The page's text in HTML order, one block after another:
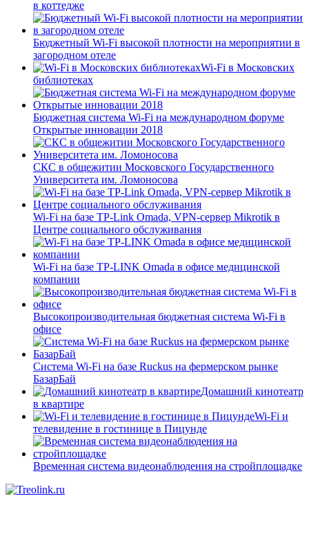
в коттедже
Бюджетный Wi-Fi высокой плотности на мероприятии в
загородном отеле
Wi-Fi в Московских
библиотеках
Бюджетная система Wi-Fi на международном форуме
Открытые инновации 2018
СКС в общежитии Московского Государственного
Университета им. Ломоносова
Wi-Fi на базе TP-Link Omada, VPN-сервер Mikrotik в
Центре социального обслуживания
Wi-Fi на базе TP-LINK Omada в офисе медицинской
компании
Высокопроизводительная бюджетная система Wi-Fi в
офисе
Система Wi-Fi на базе Ruckus на фермерском рынке
БазарБай
Домашний кинотеатр
в квартире
Wi-Fi и
телевидение в гостинице в Пицунде
Временная система видеонаблюдения на стройплощадке